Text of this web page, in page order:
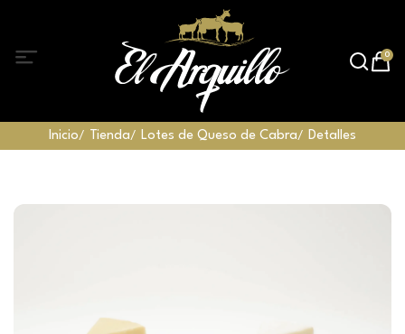
0
Inicio Tienda Lotes de Queso de Cabra Detalles